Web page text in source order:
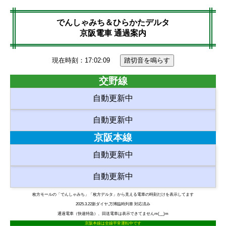
でんしゃみち＆ひらかたデルタ
京阪電車 通過案内
現在時刻：17:02:09
交野線
自動更新中
自動更新中
京阪本線
自動更新中
自動更新中
枚方モールの「でんしゃみち」「枚方デルタ」から見える電車の時刻だけを表示してます
2025.3.22新ダイヤ,万博臨時列車 対応済み
通過電車（快速特急）、回送電車は表示できてませんm(__)m
京阪本線は全線平常運転中です